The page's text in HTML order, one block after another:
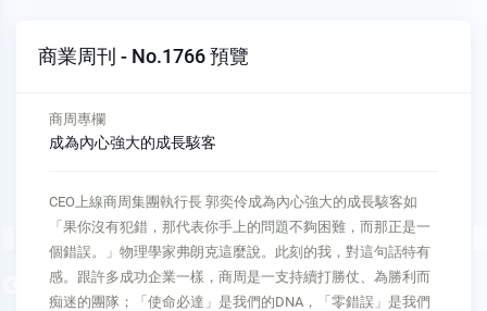
商業周刊 - No.1766 預覽
Previous
商周專欄
企業逆轉：人對了，一切就對了
商場自慢塾城邦媒體集團首席執行長 何飛鵬企業逆轉：人對
了，一切就對了我們有一本創刊三十多年的雜誌，是公司最長
壽的刊物，從七、八年前就開始一直處在賠錢狀態。因為珍惜
這本刊物的歷史，我們從頭到尾都沒有停刊的打算，只是想盡
方法，試圖逆轉這本刊物的運營。我們前後更換了兩、三位總